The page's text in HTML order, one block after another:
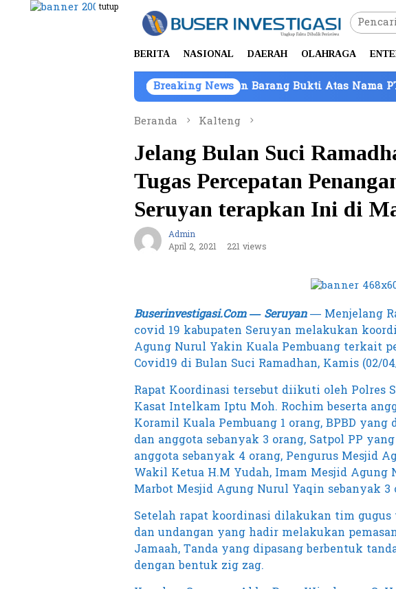
Loncat
tutup
BERITA NASIONAL DAERAH OLAHRAGA
Breaking News
Kepemilikan Kendaraan Barang Bukti Atas Nama PT Mitra
Beranda
Kalteng
Jelang Bulan Suci
Tugas Percepatan
Seruyan terapkan Ini di
Admin
April 2, 2021
221 views
Buserinvestigasi.Com — Seruyan— Menjelang
covid 19 kabupaten Seruyan melakukan
Agung Nurul Yakin Kuala Pembuang terkait
Covid19 di Bulan Suci Ramadhan, Kamis (02/
Rapat Koordinasi tersebut diikuti oleh Polres
Kasat Intelkam Iptu Moh. Rochim beserta
Koramil Kuala Pembuang 1 orang, BPBD
dan anggota sebanyak 3 orang, Satpol PP
anggota sebanyak 4 orang, Pengurus Mesjid
Wakil Ketua H.M Yudah, Imam Mesjid Agung
Marbot Mesjid Agung Nurul Yaqin sebanyak 3
Setelah rapat koordinasi dilakukan tim gugus
dan undangan yang hadir melakukan
Jamaah, Tanda yang dipasang berbentuk
dengan bentuk zig zag.